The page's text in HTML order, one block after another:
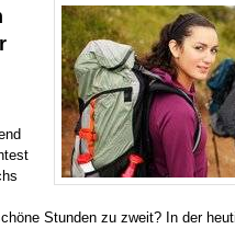
Stunden zu zweit? In der